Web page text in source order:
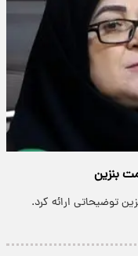
بنزین
توضیحاتی ارائه کرد.